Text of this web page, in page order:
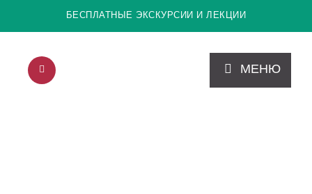
БЕСПЛАТНЫЕ ЭКСКУРСИИ И ЛЕКЦИИ
МЕНЮ